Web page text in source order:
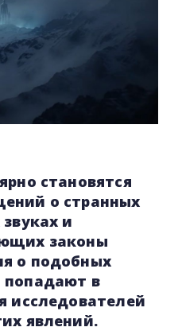
становятся
о странных
и
законы
о подобных
попадают в
исследователей
явлений.